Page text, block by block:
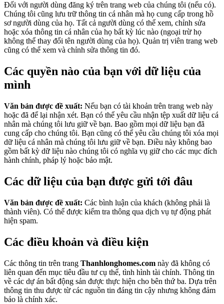
Đối với người dùng đăng ký trên trang web của chúng tôi (nếu có).
Chúng tôi cũng lưu trữ thông tin cá nhân mà họ cung cấp trong hồ
sơ người dùng của họ. Tất cả người dùng có thể xem, chỉnh sửa
hoặc xóa thông tin cá nhân của họ bất kỳ lúc nào (ngoại trừ họ
không thể thay đổi tên người dùng của họ). Quản trị viên trang web
cũng có thể xem và chỉnh sửa thông tin đó.
Các quyền nào của bạn với dữ liệu của
mình
Văn bản được đề xuất: Nếu bạn có tài khoản trên trang web này
hoặc đã để lại nhận xét. Bạn có thể yêu cầu nhận tệp xuất dữ liệu cá
nhân mà chúng tôi lưu giữ về bạn. Bao gồm mọi dữ liệu bạn đã
cung cấp cho chúng tôi. Bạn cũng có thể yêu cầu chúng tôi xóa mọi
dữ liệu cá nhân mà chúng tôi lưu giữ về bạn. Điều này không bao
gồm bất kỳ dữ liệu nào chúng tôi có nghĩa vụ giữ cho các mục đích
hành chính, pháp lý hoặc bảo mật.
Các dữ liệu của bạn được gửi tới đâu
Văn bản được đề xuất: Các bình luận của khách (không phải là
thành viên). Có thể được kiểm tra thông qua dịch vụ tự động phát
hiện spam.
Các điều khoản và điều kiện
Các thông tin trên trang Thanhlonghomes.com này đã không có
liên quan đến mục tiêu đầu tư cụ thể, tình hình tài chính. Thông tin
về các dự án bất động sản được thực hiện cho bên thứ ba. Dựa trên
thông tin thu được từ các nguồn tin đáng tin cậy nhưng không đảm
bảo là chính xác.